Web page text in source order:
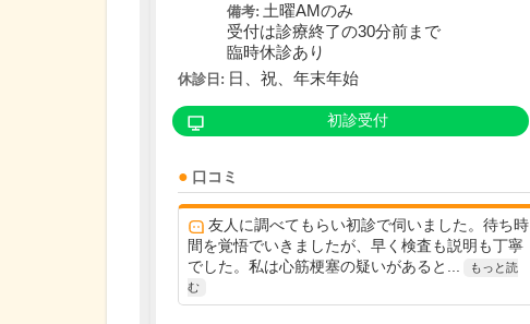
備考: 土曜AMのみ
受付は診療終了の30分前まで
臨時休診あり
休診日: 日、祝、年末年始
初診受付
口コミ
友人に調べてもらい初診で伺いました。待ち時
間を覚悟でいきましたが、早く検査も説明も丁寧
でした。私は心筋梗塞の疑いがあると...
もっと読
む